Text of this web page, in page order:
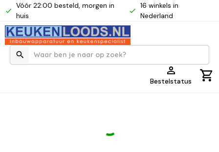
Vóór 22:00 besteld, morgen in
huis
16 winkels in
Nederland
Bestelstatus